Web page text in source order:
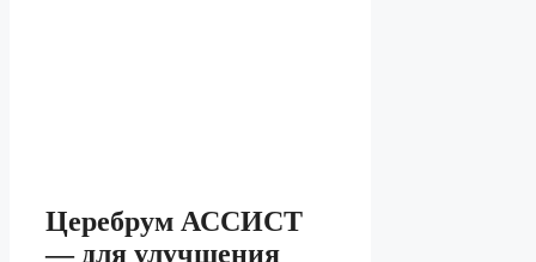
Церебрум АССИСТ
— для улучшения